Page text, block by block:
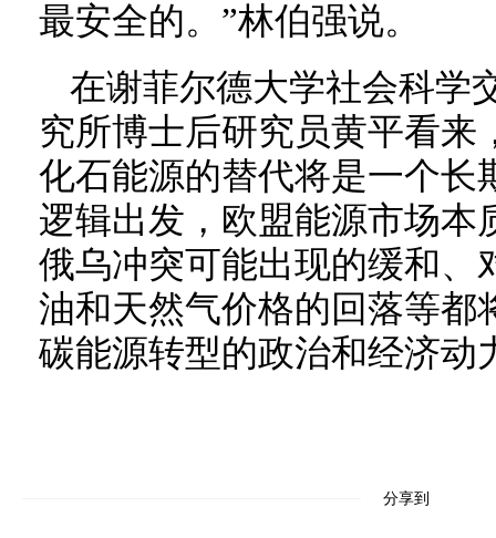
最安全的。”林伯强说。
在谢菲尔德大学社会科学
究所博士后研究员黄平看来
化石能源的替代将是一个长
逻辑出发，欧盟能源市场本
俄乌冲突可能出现的缓和、
油和天然气价格的回落等都
碳能源转型的政治和经济动
分享到